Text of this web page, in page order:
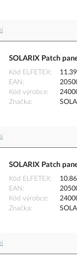
SOLARIX Patch
Kód ELFETEX
EAN
Kód výrobce
Značka
SOLARIX Patch
Kód ELFETEX
EAN
Kód výrobce
Značka